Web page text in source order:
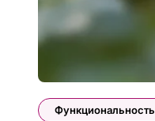
Функциональность